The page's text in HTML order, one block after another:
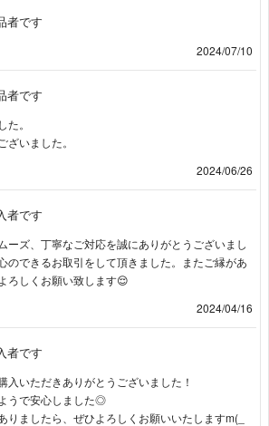
者です
2024/07/10
者です
。
ざいました。
2024/06/26
者です
ーズ、丁寧なご対応を誠にありがとうございまし
のできるお取引をして頂きました。またご縁があ
ろしくお願い致します😌
2024/04/16
者です
入いただきありがとうございました！
うで安心しました◎
りましたら、ぜひよろしくお願いいたしますm(_